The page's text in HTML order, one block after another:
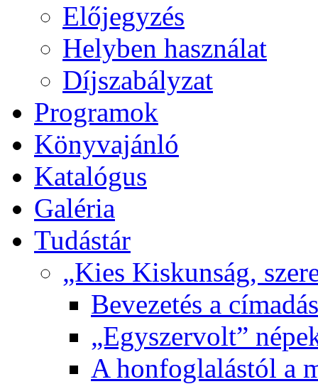
Előjegyzés
Helyben használat
Díjszabályzat
Programok
Könyvajánló
Katalógus
Galéria
Tudástár
„Kies Kiskunság,
Bevezetés a
„Egyszervolt”
A honfoglalástól a